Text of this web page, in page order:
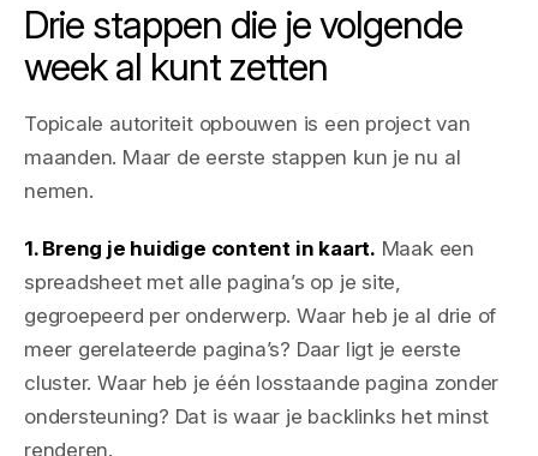
Drie stappen die je volgende
week al kunt zetten
Topicale autoriteit opbouwen is een project van
maanden. Maar de eerste stappen kun je nu al
nemen.
1. Breng je huidige content in kaart. Maak een
spreadsheet met alle pagina’s op je site,
gegroepeerd per onderwerp. Waar heb je al drie of
meer gerelateerde pagina’s? Daar ligt je eerste
cluster. Waar heb je één losstaande pagina zonder
ondersteuning? Dat is waar je backlinks het minst
renderen.